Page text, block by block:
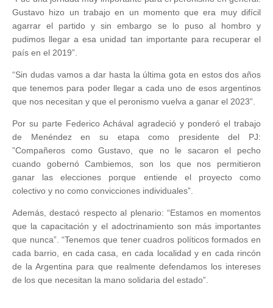
Gustavo hizo un trabajo en un momento que era muy difícil
agarrar el partido y sin embargo se lo puso al hombro y
pudimos llegar a esa unidad tan importante para recuperar el
país en el 2019”.
“Sin dudas vamos a dar hasta la última gota en estos dos años
que tenemos para poder llegar a cada uno de esos argentinos
que nos necesitan y que el peronismo vuelva a ganar el 2023”.
Por su parte Federico Achával agradeció y ponderó el trabajo
de Menéndez en su etapa como presidente del PJ:
”Compañeros como Gustavo, que no le sacaron el pecho
cuando gobernó Cambiemos, son los que nos permitieron
ganar las elecciones porque entiende el proyecto como
colectivo y no como convicciones individuales”.
Además, destacó respecto al plenario: “Estamos en momentos
que la capacitación y el adoctrinamiento son más importantes
que nunca”. “Tenemos que tener cuadros políticos formados en
cada barrio, en cada casa, en cada localidad y en cada rincón
de la Argentina para que realmente defendamos los intereses
de los que necesitan la mano solidaria del estado”.